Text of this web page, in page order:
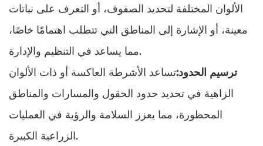
الألوان المختلفة لتحديد الصفوف، أو التعرف على نباتات
معينة، أو الإشارة إلى المناطق التي تتطلب اهتمامًا خاصًا،
مما يساعد في التنظيم والإدارة.
ترسيم الحدود:تساعد الأشرطة العاكسة أو ذات الألوان
الزاهية في تحديد حدود الحقول والمسارات والمناطق
المحظورة، مما يعزز السلامة والرؤية في العمليات
الزراعية الكبيرة.